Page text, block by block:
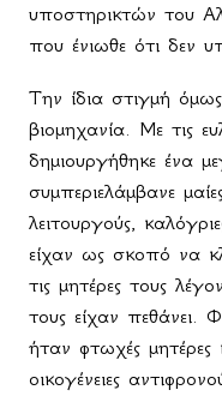
υποστηρικτών του
που ένιωθε ότι δεν
Την ίδια στιγμή
βιομηχανία. Με τις
δημιουργήθηκε ένα
συμπεριελάμβανε
λειτουργούς,
είχαν ως σκοπό να
τις μητέρες τους
τους είχαν πεθάνει.
ήταν φτωχές
οικογένειες